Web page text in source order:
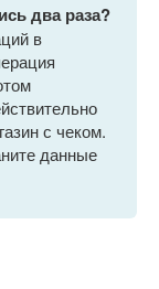
два раза?
в
с чеком.
данные